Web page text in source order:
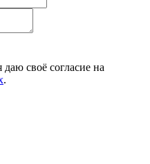
своё согласие на
.